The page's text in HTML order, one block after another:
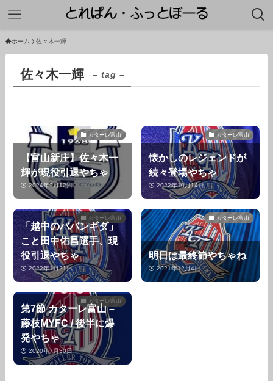
ホーム 佐々木一輝
佐々木一輝 – tag –
カターレ富山
【富山新庄】佐々木一
輝が現役引退やちゃ
2024年9月12日
カターレ富山
懐かしのレジェンドが
続々登場やちゃ
2022年10月14日
カターレ富山
「越中のババンギダ」
こと田中佑昌選手、現
役引退やちゃ
2022年1月21日
カターレ富山
明日は最終節やちゃね
2021年12月4日
カターレ富山
第7節 カターレ富山 –
藤枝MYFC / 後半に爆
発やちゃ
2020年7月30日